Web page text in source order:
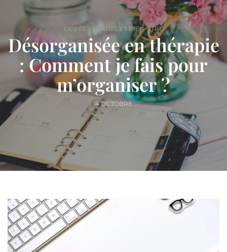
DÉV PERSONNEL ET BIEN-ÊTRE
Désorganisée en thérapie
: Comment je fais pour
m’organiser ?
4 OCTOBRE